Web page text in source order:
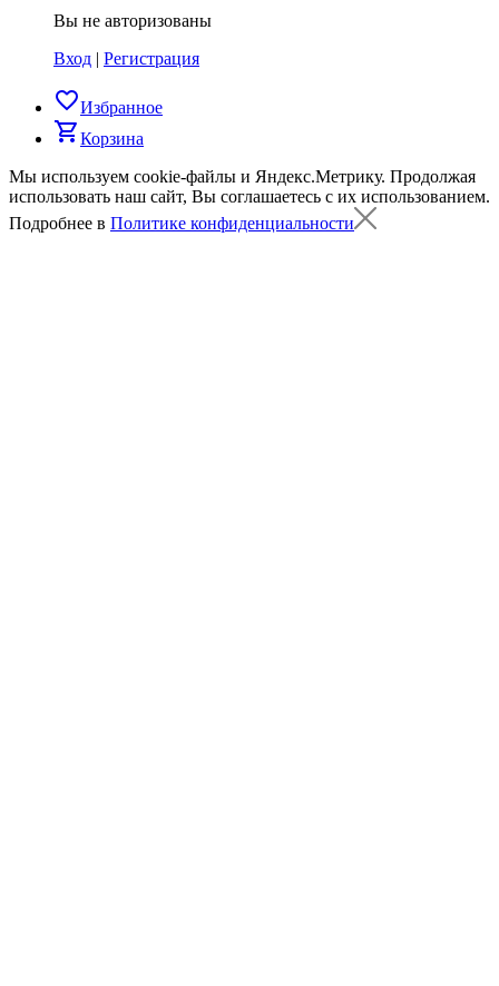
Вы не авторизованы
Вход | Регистрация
favorite_borderИзбранное
shopping_cartКорзина
Мы используем cookie-файлы и Яндекс.Метрику. Продолжая
использовать наш сайт, Вы соглашаетесь с их использованием.
Подробнее в Политике конфиденциальности